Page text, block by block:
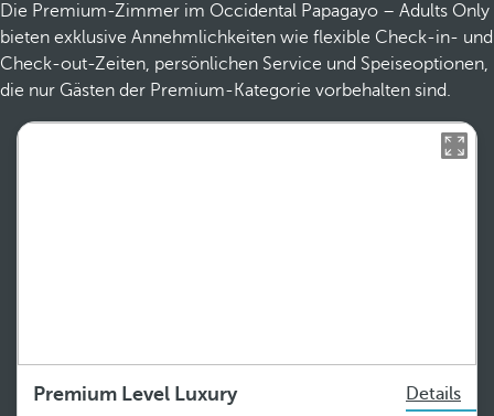
Die Premium-Zimmer im Occidental Papagayo – Adults Only
bieten exklusive Annehmlichkeiten wie flexible Check-in- und
Check-out-Zeiten, persönlichen Service und Speiseoptionen,
die nur Gästen der Premium-Kategorie vorbehalten sind.
Premium Level Luxury
Details